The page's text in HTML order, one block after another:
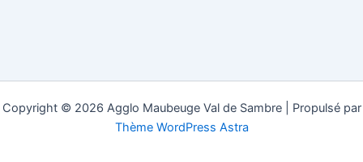
Copyright © 2026 Agglo Maubeuge Val de Sambre | Propulsé par
Thème WordPress Astra